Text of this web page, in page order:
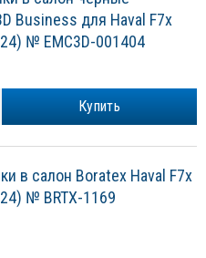
Business для Haval F7x
№ EMC3D-001404
Купить
в салон Boratex Haval F7x
№ BRTX-1169